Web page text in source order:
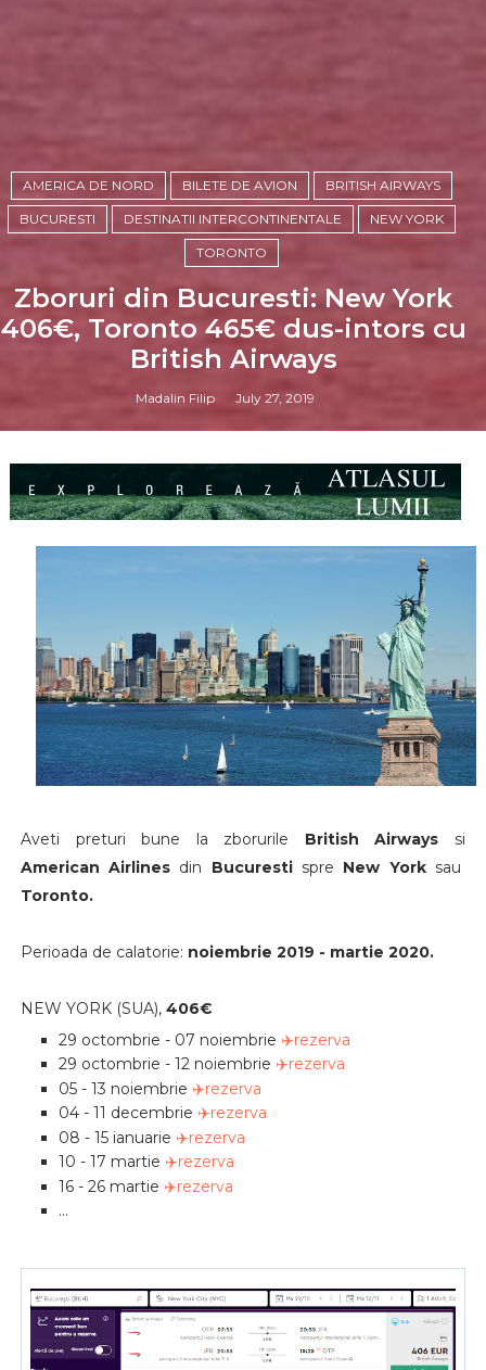
AMERICA DE NORD BILETE DE AVION BRITISH AIRWAYS
BUCURESTI DESTINATII INTERCONTINENTALE NEW YORK
TORONTO
Zboruri din Bucuresti: New York
406€, Toronto 465€ dus-intors cu
British Airways
Madalin Filip July 27, 2019
Aveti preturi bune la zborurile British Airways si
American Airlines din Bucurestispre New York sau
Toronto.
Perioada de calatorie: noiembrie 2019 - martie 2020.
NEW YORK (SUA), 406€
29 octombrie - 07 noiembrie ✈️rezerva
29 octombrie - 12 noiembrie ✈️rezerva
05 - 13 noiembrie ✈️rezerva
04 - 11 decembrie ✈️rezerva
08 - 15 ianuarie ✈️rezerva
10 - 17 martie ✈️rezerva
16 - 26 martie ✈️rezerva
...